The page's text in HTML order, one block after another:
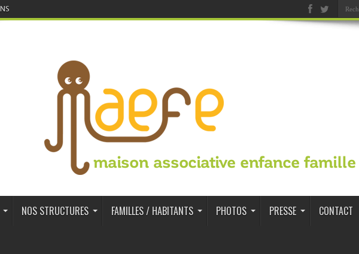
maison associative enfance famille
NOS STRUCTURES FAMILLES / HABITANTS PHOTOS PRESSE CONTACT